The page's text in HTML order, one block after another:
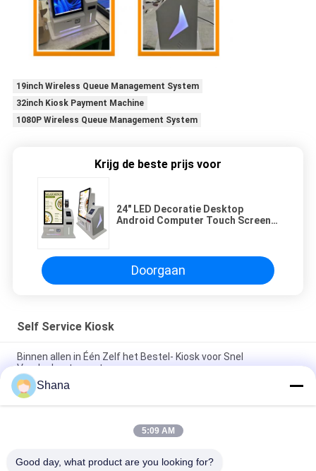
19inch Wireless Queue Management System
32inch Kiosk Payment Machine
1080P Wireless Queue Management System
Krijg de beste prijs voor
24" LED Decoratie Desktop
Android Computer Touch Screen
Doorgaan
Self Service Kiosk
Binnen allen in Één Zelf het Bestel- Kiosk voor Snel
Voedselrestaurant
JCVISION Self Service Kiosk Touchscreen Barcode Scanner
Zelf bestellen Kiosk
19 inch 21,5 inch Kiosk voor wachtrijbeheer, capacitieve LCD
Shana
5:09 AM
Good day, what product are you looking for?